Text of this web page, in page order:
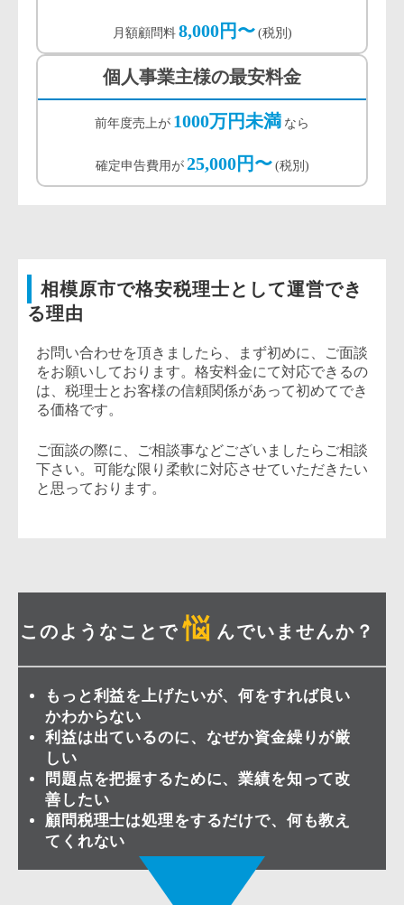
月額顧問料 8,000円〜 (税別)
個人事業主様の最安料金
前年度売上が 1000万円未満 なら
確定申告費用が 25,000円〜 (税別)
相模原市で格安税理士として運営でき
る理由
お問い合わせを頂きましたら、まず初めに、ご面談
をお願いしております。格安料金にて対応できるの
は、税理士とお客様の信頼関係があって初めてでき
る価格です。
ご面談の際に、ご相談事などございましたらご相談
下さい。可能な限り柔軟に対応させていただきたい
と思っております。
このようなことで 悩 んでいませんか？
もっと利益を上げたいが、何をすれば良い
かわからない
利益は出ているのに、なぜか資金繰りが厳
しい
問題点を把握するために、業績を知って改
善したい
顧問税理士は処理をするだけで、何も教え
てくれない